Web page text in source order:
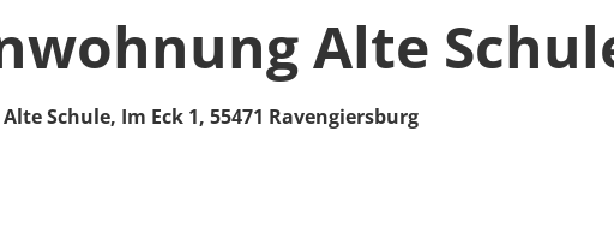
Alte
Schule, Im Eck 1, 55471 Ravengiersburg